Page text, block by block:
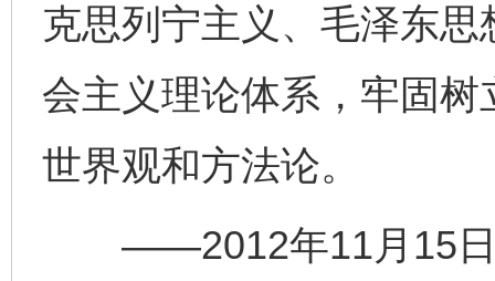
克思列宁主义、毛泽东
会主义理论体系，牢固
世界观和方法论。
——2012年11月15日